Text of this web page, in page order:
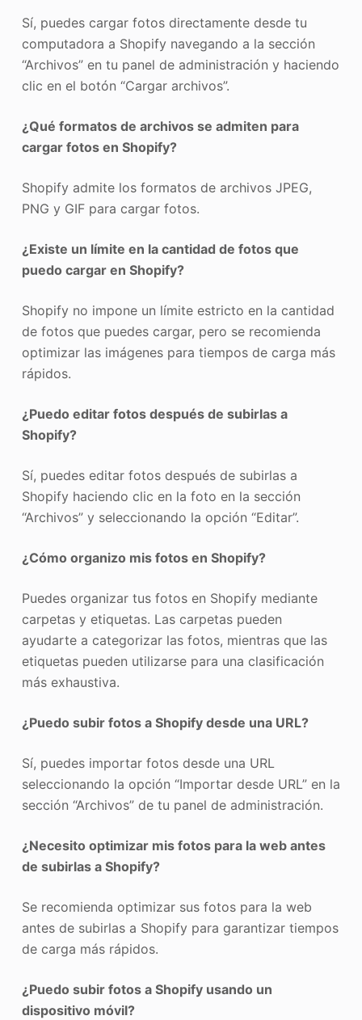
Sí, puedes cargar fotos directamente desde tu
computadora a Shopify navegando a la sección
“Archivos” en tu panel de administración y haciendo
clic en el botón “Cargar archivos”.
¿Qué formatos de archivos se admiten para
cargar fotos en Shopify?
Shopify admite los formatos de archivos JPEG,
PNG y GIF para cargar fotos.
¿Existe un límite en la cantidad de fotos que
puedo cargar en Shopify?
Shopify no impone un límite estricto en la cantidad
de fotos que puedes cargar, pero se recomienda
optimizar las imágenes para tiempos de carga más
rápidos.
¿Puedo editar fotos después de subirlas a
Shopify?
Sí, puedes editar fotos después de subirlas a
Shopify haciendo clic en la foto en la sección
“Archivos” y seleccionando la opción “Editar”.
¿Cómo organizo mis fotos en Shopify?
Puedes organizar tus fotos en Shopify mediante
carpetas y etiquetas. Las carpetas pueden
ayudarte a categorizar las fotos, mientras que las
etiquetas pueden utilizarse para una clasificación
más exhaustiva.
¿Puedo subir fotos a Shopify desde una URL?
Sí, puedes importar fotos desde una URL
seleccionando la opción “Importar desde URL” en la
sección “Archivos” de tu panel de administración.
¿Necesito optimizar mis fotos para la web antes
de subirlas a Shopify?
Se recomienda optimizar sus fotos para la web
antes de subirlas a Shopify para garantizar tiempos
de carga más rápidos.
¿Puedo subir fotos a Shopify usando un
dispositivo móvil?